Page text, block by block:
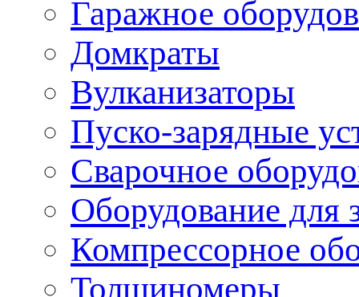
Гаражное
Домкраты
Вулканизаторы
Пуско-зарядные
Сварочное
Оборудование для
Компрессорное
Толщиномеры